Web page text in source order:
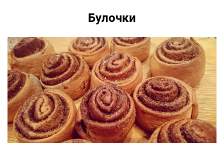
Булочки